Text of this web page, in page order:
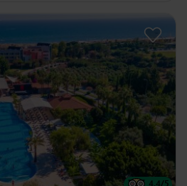
4.4/5